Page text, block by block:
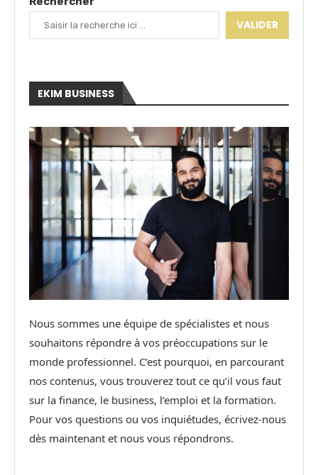
VALIDER
EKIM BUSINESS
Nous sommes une équipe de spécialistes et nous
souhaitons répondre à vos préoccupations sur le
monde professionnel. C’est pourquoi, en parcourant
nos contenus, vous trouverez tout ce qu’il vous faut
sur la finance, le business, l’emploi et la formation.
Pour vos questions ou vos inquiétudes, écrivez-nous
dès maintenant et nous vous répondrons.